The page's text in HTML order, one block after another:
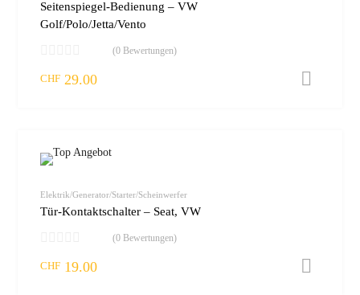
Seitenspiegel-Bedienung – VW
Golf/Polo/Jetta/Vento
(0 Bewertungen)
CHF 29.00
Elektrik/Generator/Starter/Scheinwerfer
Tür-Kontaktschalter – Seat, VW
(0 Bewertungen)
CHF 19.00